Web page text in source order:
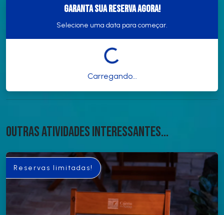
Garanta sua reserva agora!
Selecione uma data para começar.
Carregando...
Outras atividades interessantes...
Reservas limitadas!